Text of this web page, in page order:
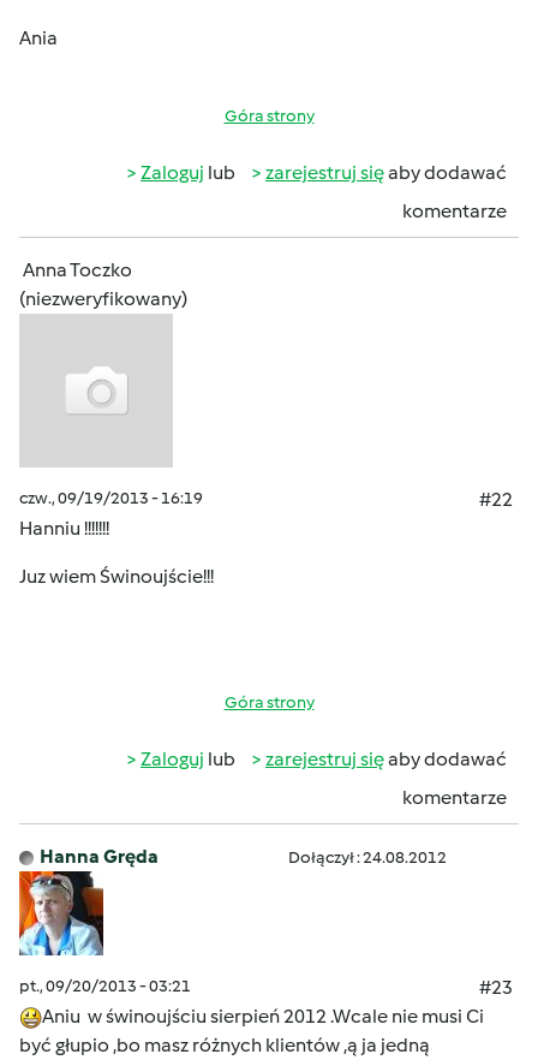
Ania
Góra strony
Zaloguj lub zarejestruj sięaby dodawać
komentarze
Anna Toczko
(niezweryfikowany)
czw., 09/19/2013 - 16:19
#22
Hanniu !!!!!!!
Juz wiem Świnoujście!!!
Góra strony
Zaloguj lub zarejestruj sięaby dodawać
komentarze
Hanna Gręda Dołączył : 24.08.2012
pt., 09/20/2013 - 03:21
#23
Aniu w świnoujściu sierpień 2012 .Wcale nie musi Ci
być głupio ,bo masz różnych klientów ,ą ja jedną